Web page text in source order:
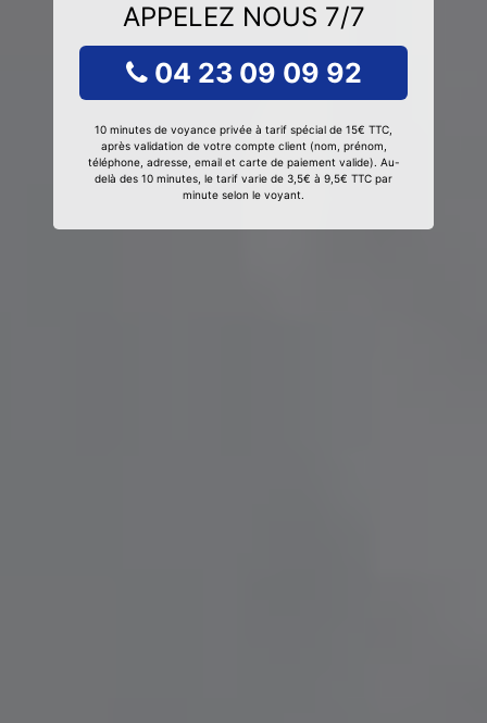
APPELEZ NOUS 7/7
04 23 09 09 92
10 minutes de voyance privée à tarif spécial de 15€ TTC,
après validation de votre compte client (nom, prénom,
téléphone, adresse, email et carte de paiement valide). Au-
delà des 10 minutes, le tarif varie de 3,5€ à 9,5€ TTC par
minute selon le voyant.